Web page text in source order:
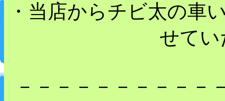
・当店からチビ太の車
せて
－－－－－－－－－－